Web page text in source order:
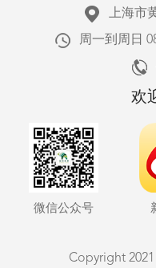
上海市
周一到周日
欢
微信公众号
Copyright 2021